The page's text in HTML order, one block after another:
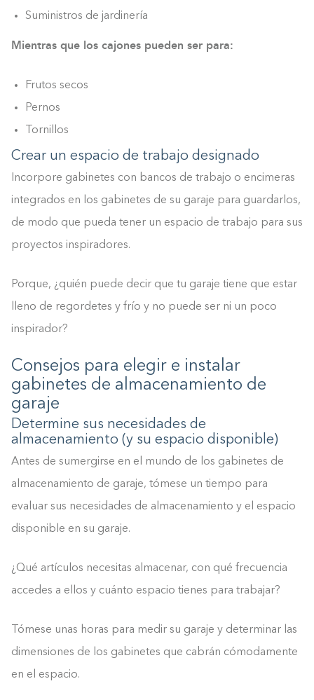
Suministros de jardinería
Mientras que los cajones pueden ser para:
Frutos secos
Pernos
Tornillos
Crear un espacio de trabajo designado
Incorpore gabinetes con bancos de trabajo o encimeras
integrados en los gabinetes de su garaje para guardarlos,
de modo que pueda tener un espacio de trabajo para sus
proyectos inspiradores.
Porque, ¿quién puede decir que tu garaje tiene que estar
lleno de regordetes y frío y no puede ser ni un poco
inspirador?
Consejos para elegir e instalar
gabinetes de almacenamiento de
garaje
Determine sus necesidades de
almacenamiento (y su espacio disponible)
Antes de sumergirse en el mundo de los gabinetes de
almacenamiento de garaje, tómese un tiempo para
evaluar sus necesidades de almacenamiento y el espacio
disponible en su garaje.
¿Qué artículos necesitas almacenar, con qué frecuencia
accedes a ellos y cuánto espacio tienes para trabajar?
Tómese unas horas para medir su garaje y determinar las
dimensiones de los gabinetes que cabrán cómodamente
en el espacio.